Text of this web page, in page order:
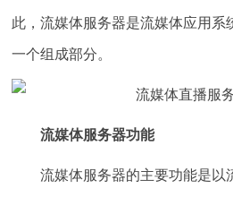
此，流媒体服务器是流媒体应用系
一个组成部分。
流媒体服务器功能
流媒体服务器的主要功能是以